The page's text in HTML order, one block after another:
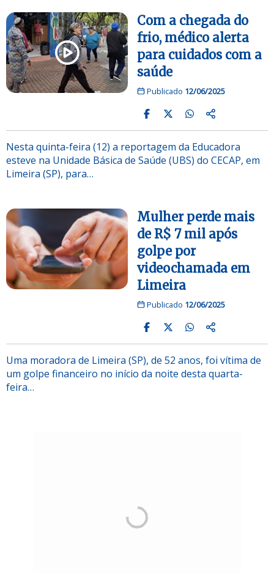
Com a chegada do
frio, médico alerta
para cuidados com a
saúde
Publicado 12/06/2025
Nesta quinta-feira (12) a reportagem da Educadora
esteve na Unidade Básica de Saúde (UBS) do CECAP, em
Limeira (SP), para…
Mulher perde mais
de R$ 7 mil após
golpe por
videochamada em
Limeira
Publicado 12/06/2025
Uma moradora de Limeira (SP), de 52 anos, foi vítima de
um golpe financeiro no início da noite desta quarta-
feira…